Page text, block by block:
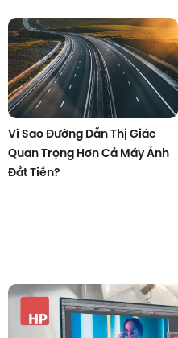
Vì Sao Đường Dẫn Thị Giác
Quan Trọng Hơn Cả Máy Ảnh
Đắt Tiền?